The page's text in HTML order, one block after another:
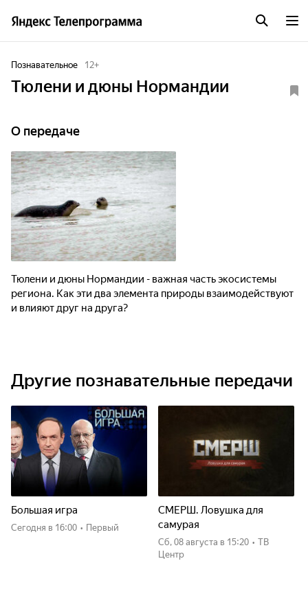
Познавательное 12+
Тюлени и дюны Нормандии
О передаче
Тюлени и дюны Нормандии - важная часть экосистемы
региона. Как эти два элемента природы взаимодействуют
и влияют друг на друга?
Другие познавательные передачи
Большая игра
Сегодня в 16:00 • Первый
СМЕРШ. Ловушка для
самурая
сб, 08 августа в 15:20 • ТВ
Центр